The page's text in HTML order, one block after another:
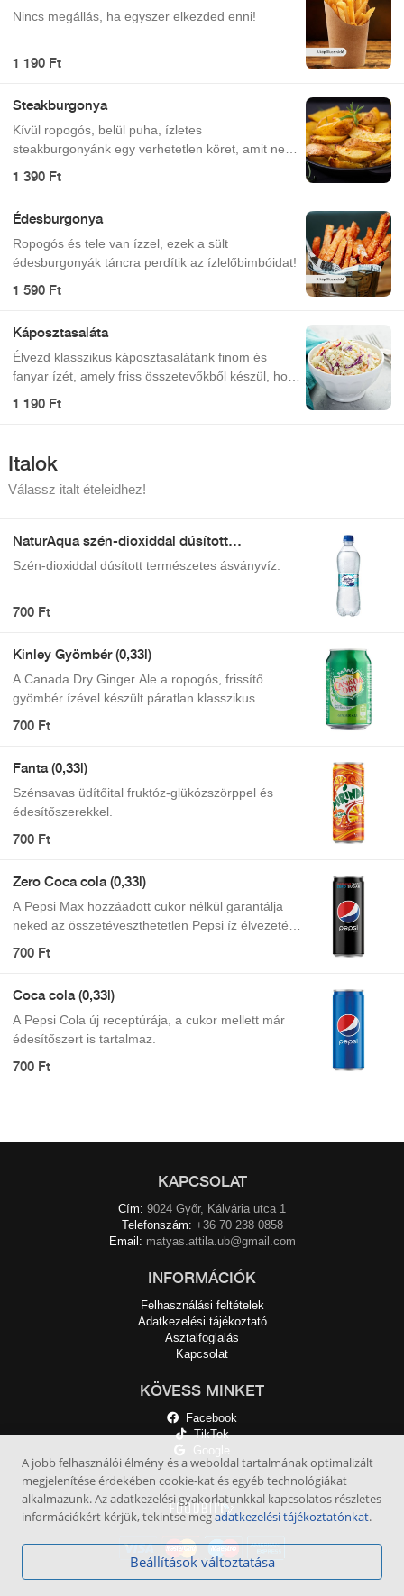
Nincs megállás, ha egyszer elkezded enni!
1 190 Ft
Steakburgonya
Kívül ropogós, belül puha, ízletes
steakburgonyánk egy verhetetlen köret, amit nem
1 390 Ft
Édesburgonya
Ropogós és tele van ízzel, ezek a sült
édesburgonyák táncra perdítik az ízlelőbimbóidat!
1 590 Ft
Káposztasaláta
Élvezd klasszikus káposztasalátánk finom és
fanyar ízét, amely friss összetevőkből készül, hogy
1 190 Ft
Italok
Válassz italt ételeidhez!
NaturAqua szén-dioxiddal dúsított
Szén-dioxiddal dúsított természetes ásványvíz.
700 Ft
Kinley Gyömbér (0,33l)
A Canada Dry Ginger Ale a ropogós, frissítő
gyömbér ízével készült páratlan klasszikus.
700 Ft
Fanta (0,33l)
Szénsavas üdítőital fruktóz-glükózszörppel és
édesítőszerekkel.
700 Ft
Zero Coca cola (0,33l)
A Pepsi Max hozzáadott cukor nélkül garantálja
neked az összetéveszthetetlen Pepsi íz élvezetét,
700 Ft
Coca cola (0,33l)
A Pepsi Cola új receptúrája, a cukor mellett már
édesítőszert is tartalmaz.
700 Ft
KAPCSOLAT
Cím: 9024 Győr, Kálvária utca 1
Telefonszám: +36 70 238 0858
Email: matyas.attila.ub@gmail.com
INFORMÁCIÓK
Felhasználási feltételek
Adatkezelési tájékoztató
Asztalfoglalás
Kapcsolat
KÖVESS MINKET
Facebook
TikTok
Google
A jobb felhasználói élmény és a weboldal tartalmának optimalizált
megjelenítése érdekében cookie-kat és egyéb technológiákat
alkalmazunk. Az adatkezelési gyakorlatunkkal kapcsolatos részletes
információkért kérjük, tekintse megadatkezelési tájékoztatónkat.
Beállítások változtatása